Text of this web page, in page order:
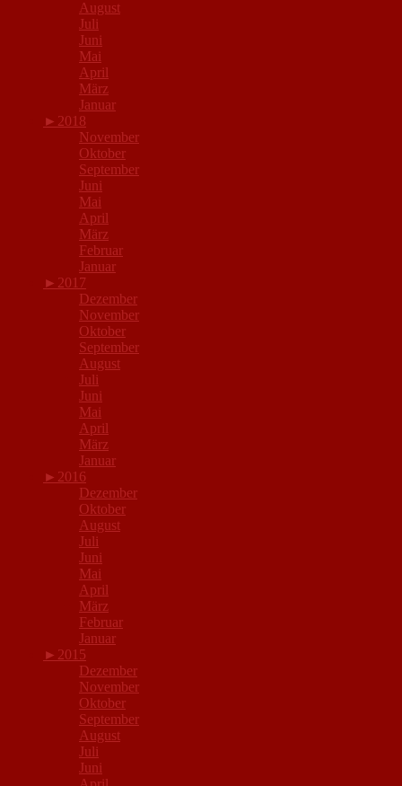
August
Juli
Juni
Mai
April
März
Januar
► 2018
November
Oktober
September
Juni
Mai
April
März
Februar
Januar
► 2017
Dezember
November
Oktober
September
August
Juli
Juni
Mai
April
März
Januar
► 2016
Dezember
Oktober
August
Juli
Juni
Mai
April
März
Februar
Januar
► 2015
Dezember
November
Oktober
September
August
Juli
Juni